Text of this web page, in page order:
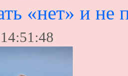
«нет» и не